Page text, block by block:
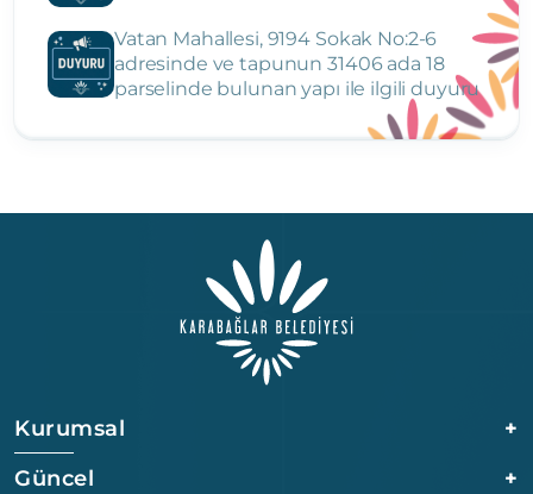
Vatan Mahallesi, 9194 Sokak No:2-6
adresinde ve tapunun 31406 ada 18
parselinde bulunan yapı ile ilgili duyuru
Kurumsal
+
Güncel
+